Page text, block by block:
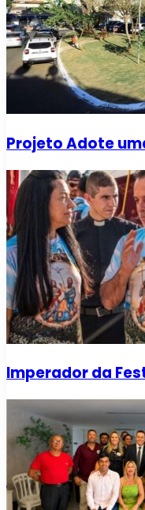
Projeto Adote
Imperador da